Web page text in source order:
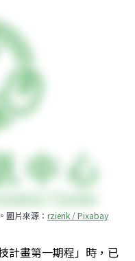
圖片來源： rzierik / Pixabay
計畫第一期程」時，已